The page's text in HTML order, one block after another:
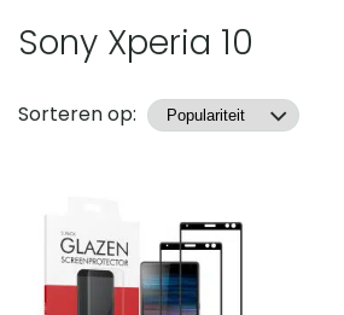
Sony Xperia 10
Producten
Sorteren op: